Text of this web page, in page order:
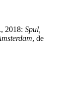
2018: Spul,
, de